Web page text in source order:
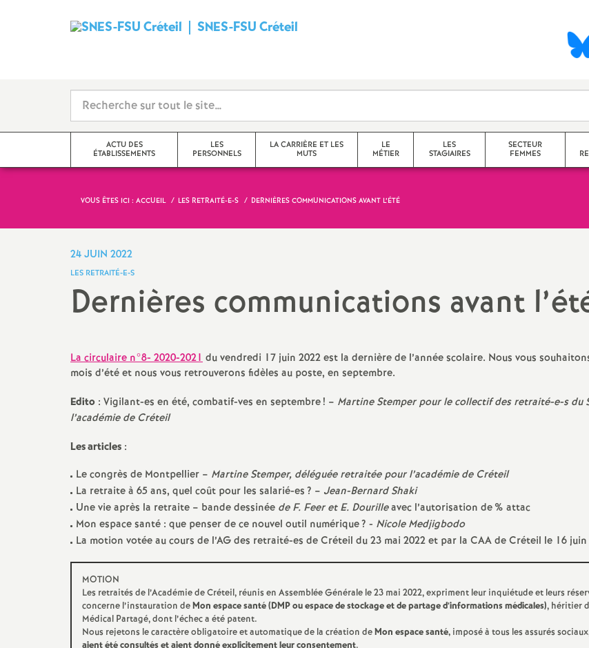
SNES-FSUCréteil
d
i
c
N
a
t
o
n
a
l
d
e
ACTU DES
ÉTABLISSEMENTS
Seine-Saint-Denis
Seine-et-Marne
LES
PERSONNELS
Professeur-e-s
documentalistes
PsyEN-EDO
Assistants d’éducation
LA CARRIÈRE ET LES
MUTS
formation continue
partiels
action sociale
fin de carrière et retraite
LE
MÉTIER
contenus
LES
STAGIAIRES
SECTEUR
FEMMES
VOUS ÊTES ICI : ACCUEIL LES RETRAITÉ-E-S DERNIÈRES COMMUNICATIONS AVANT L’ÉTÉ
24 JUIN 2022
LES RETRAITÉ-E-S
Dernières communications avant
La circulaire n°8- 2020-2021du vendredi 17 juin 2022 est la dernière de l’année scolaire. Nous vous
mois d’été et nous vous retrouverons fidèles au poste, en septembre.
Edito : Vigilant-es en été, combatif-ves en septembre! – Martine Stemper pour le collectif des retraité-e-s du
l’académie de Créteil
Les articles :
Le congrès de Montpellier – Martine Stemper, déléguée retraitée pour l’académie de Créteil
La retraite à 65 ans, quel coût pour les salarié-es? – Jean-Bernard Shaki
Une vie après la retraite – bande dessinée de F. Feer et E. Dourilleavec l’autorisation de% attac
Mon espace santé : que penser de ce nouvel outil numérique? - Nicole Medjigbodo
La motion votée au cours de l’AGdes retraité-es de Créteil du 23 mai 2022 et par la CAAde Créteil le 16 juin
MOTION
Les retraités de l’Académie de Créteil, réunis en Assemblée Générale le 23 mai 2022, expriment leur inquiétude et leurs
concerne l’instauration deMon espace santé (DMPou espace de stockage et de partage d’informations médicales), héritier
Médical Partagé, dont l’échec a été patent.
Nous rejetons le caractère obligatoire et automatique de la création deMon espace santé, imposé à tous les assurés